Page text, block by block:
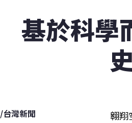
基於科學
/台灣新聞
翱翔